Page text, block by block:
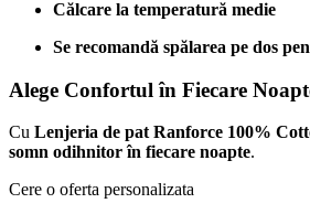
Călcare la temperatură medie
Se recomandă spălarea pe dos
Alege Confortul în Fiecare
Cu Lenjeria de pat Ranforce 100%
somn odihnitor în fiecare noapte.
Cere o oferta personalizata